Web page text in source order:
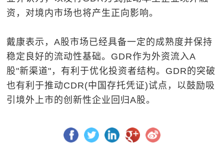
资，对境内市场也将产生正向影响。
戴康表示，A股市场已经具备一定的成熟度并保持
稳定良好的流动性基础。GDR作为外资流入A
股"新渠道"，有利于优化投资者结构。GDR的突破
也有利于推动CDR(中国存托凭证)试点，以鼓励吸
引境外上市的创新性企业回归A股。